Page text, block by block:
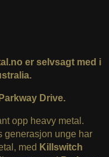
er selvsagt med i
Drive.
opp heavy metal.
generasjon unge har
med Killswitch